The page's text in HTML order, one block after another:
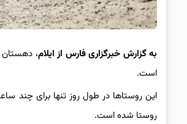
بهگزارش خبرگزاریفارس از ایلام
است.
این روستاها در طول روز تنها برای چند
روستا شده است.